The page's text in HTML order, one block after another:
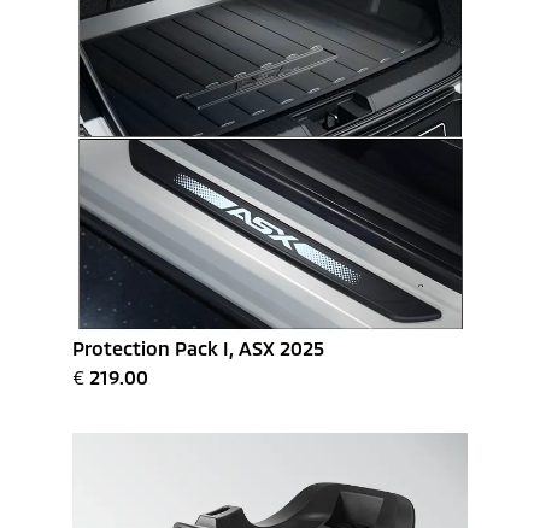
Protection Pack I, ASX 2025
€ 219.00